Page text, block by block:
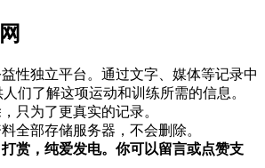
性独立平台。通过文字、媒体等记录中
人们了解这项运动和训练所需的信息。
只为了更真实的记录。
全部存储服务器，不会删除。
赏，纯爱发电。你可以留言或点赞支